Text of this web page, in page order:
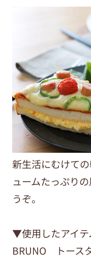
新生活にむけて
ュームたっぷり
うぞ。
▼使用したアイテ
BRUNO トース